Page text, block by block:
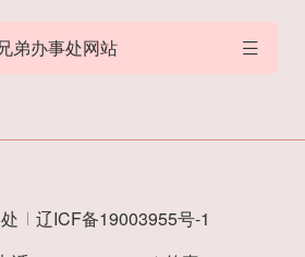
兄弟办事处网站
辽ICF备19003955号-1